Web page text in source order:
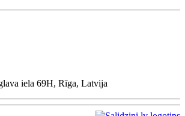
iela 69H, Rīga, Latvija